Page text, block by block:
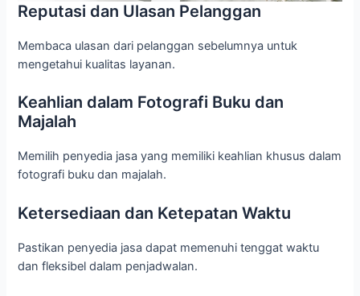
Reputasi dan Ulasan Pelanggan
Membaca ulasan dari pelanggan sebelumnya untuk
mengetahui kualitas layanan.
Keahlian dalam Fotografi Buku dan
Majalah
Memilih penyedia jasa yang memiliki keahlian khusus dalam
fotografi buku dan majalah.
Ketersediaan dan Ketepatan Waktu
Pastikan penyedia jasa dapat memenuhi tenggat waktu
dan fleksibel dalam penjadwalan.